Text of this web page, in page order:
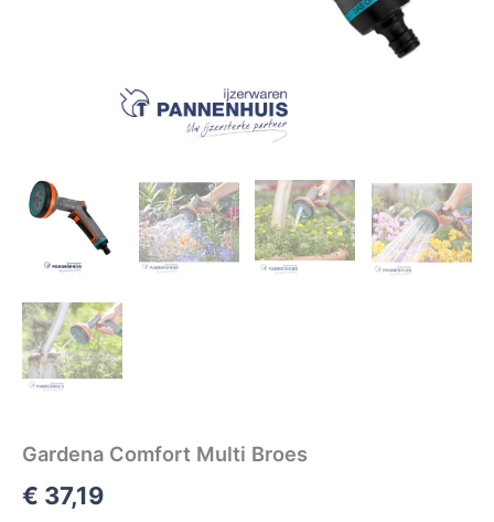
Gardena Comfort Multi Broes
€ 37,19